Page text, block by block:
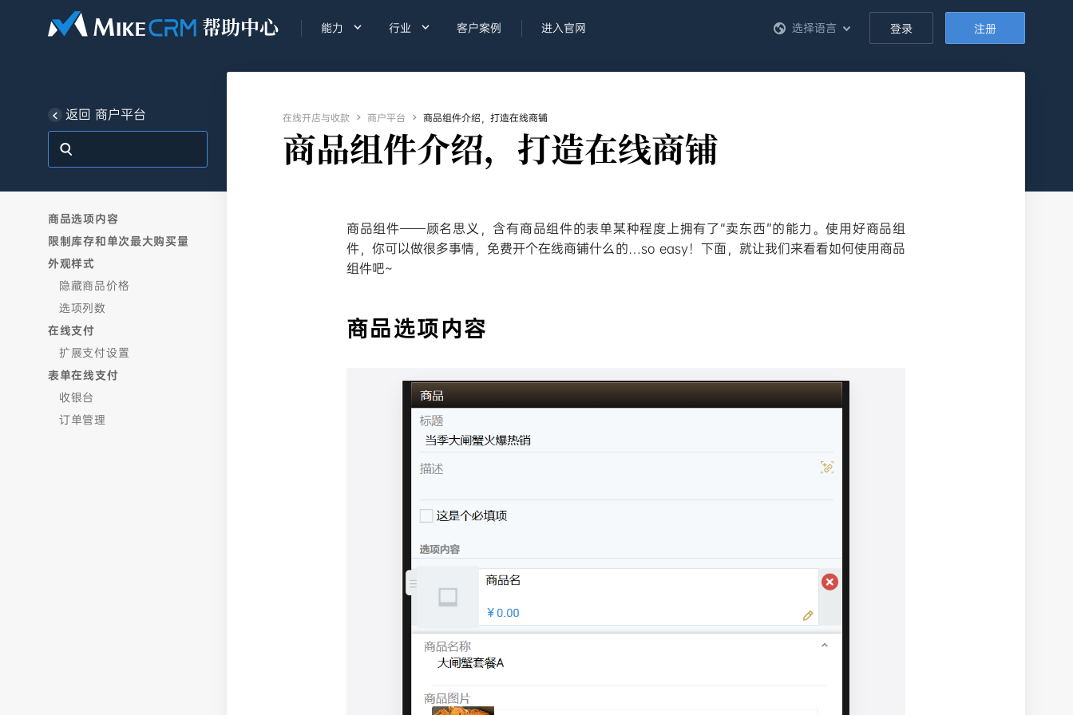
能力  行业  客户案例 进入官网 登录 注册
选择语言
返回 商户平台
商品选项内容
限制库存和单次最大购买量
外观样式
隐藏商品价格
选项列数
在线支付
扩展支付设置
表单在线支付
收银台
订单管理
在线开店与收款  商户平台  商品组件介绍，打造在线商铺
商品组件介绍，打造在线商铺
商品组件——顾名思义，含有商品组件的表单某种程度上拥有了“卖东西”的能力。使用好商品组
件，你可以做很多事情，免费开个在线商铺什么的…so easy！下面，就让我们来看看如何使用商品
组件吧~
商品选项内容